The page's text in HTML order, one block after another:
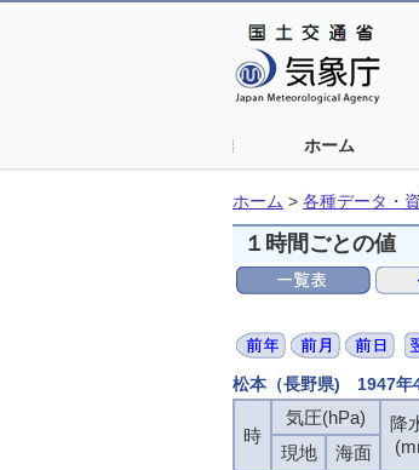
ホーム
ホーム > 各種データ・
１時間ごとの値
松本（長野県) 1947年
時
気圧(hPa)
降
現地 海面
時
気圧(hPa)
降
現地 海面
時
気圧(hPa)
降
現地 海面
時
気圧(hPa)
降
現地 海面